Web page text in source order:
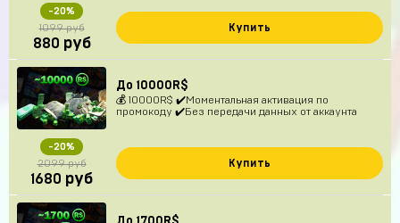
-20%
1099 руб
880 руб
Купить
До 10000R$
💰 10000R$ ✔️Моментальная активация по
промокоду ✔️Без передачи данных от аккаунта
-20%
2099 руб
1680 руб
Купить